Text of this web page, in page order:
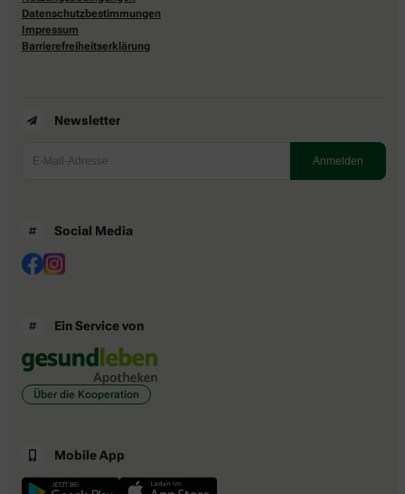
Datenschutzbestimmungen
Impressum
Barrierefreiheitserklärung
Newsletter
Social Media
Ein Service von
Über die Kooperation
Mobile App